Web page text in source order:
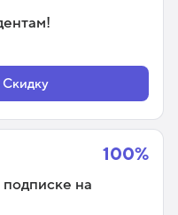
Скидку
100%
на